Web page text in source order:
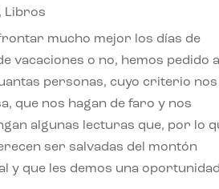
, Libros
mucho mejor los días de
vacaciones o no, hemos pedido a
personas, cuyo criterio nos
que nos hagan de faro y nos
algunas lecturas que, por lo
ser salvadas del montón
y que les demos una